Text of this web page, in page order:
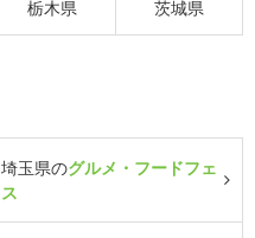
栃木県 茨城県
埼玉県のグルメ・フードフェ
ス